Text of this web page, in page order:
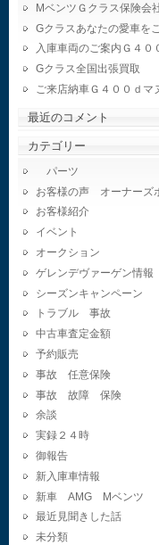
MベンツＧクラス保険会
Gクラスあなたの愛車を
入庫車両のご案内Ｇ４０
Gクラス全国出張買取
ご来店納車Ｇ４００ｄマ
最近のコメント
カテゴリー
パーツ
お客様の声 オーナーズ
お客様紹介
イベント
オークション
ゲレンデヴァーゲン情報
シーズンキャンペーン
トラブル 事故
中古車査定金額
予約販売
事故 任意保険
事故 故障 保険
余談
実録２４時
御報告
新入庫車情報
新車 AMG Mベンツ
最近見聞きした話
未分類